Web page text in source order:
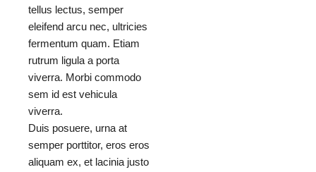
tellus lectus, semper
eleifend arcu nec, ultricies
fermentum quam. Etiam
rutrum ligula a porta
viverra. Morbi commodo
sem id est vehicula
viverra.
Duis posuere, urna at
semper porttitor, eros eros
aliquam ex, et lacinia justo